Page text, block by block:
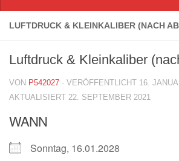
LUFTDRUCK & KLEINKALIBER (NACH
Luftdruck & Kleinkaliber
VON P542027 · VERÖFFENTLICHT 16.
AKTUALISIERT 22. SEPTEMBER 2021
WANN
Sonntag, 16.01.2028